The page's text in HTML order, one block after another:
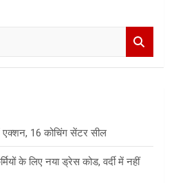
16 कोचिंग सेंटर सील
के लिए नया ड्रेस कोड, वर्दी में नहीं